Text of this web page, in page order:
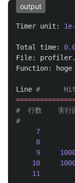
output
Timer unit :
Total time:
File: profiler.
Function: hoge
Line
#  行数    実
7
8
9
10
11